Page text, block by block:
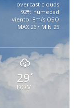
overcast clouds
92% humedad
viento: 8m/s OSO
MAX 26 • MIN 25
29 °
DOM